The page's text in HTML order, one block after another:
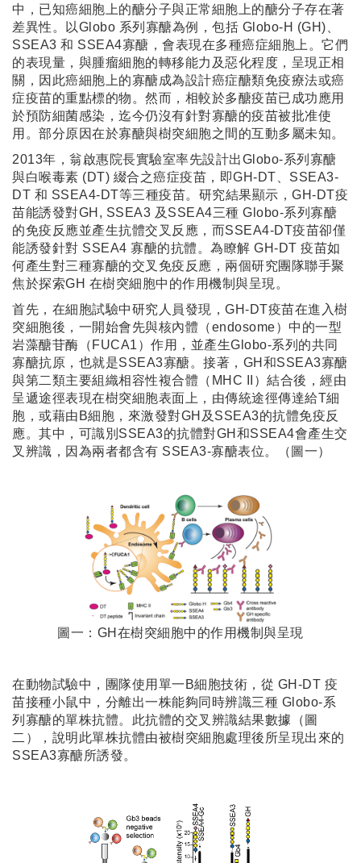
中，已知癌細胞上的醣分子與正常細胞上的醣分子存在著
差異性。以Globo 系列寡醣為例，包括 Globo-H (GH)、
SSEA3 和 SSEA4寡醣，會表現在多種癌症細胞上。它們
的表現量，與腫瘤細胞的轉移能力及惡化程度，呈現正相
關，因此癌細胞上的寡醣成為設計癌症醣類免疫療法或癌
症疫苗的重點標的物。然而，相較於多醣疫苗已成功應用
於預防細菌感染，迄今仍沒有針對寡醣的疫苗被批准使
用。部分原因在於寡醣與樹突細胞之間的互動多屬未知。
2013年，翁啟惠院長實驗室率先設計出Globo-系列寡醣
與白喉毒素 (DT) 綴合之癌症疫苗，即GH-DT、SSEA3-
DT 和 SSEA4-DT等三種疫苗。研究結果顯示，GH-DT疫
苗能誘發對GH, SSEA3 及SSEA4三種 Globo-系列寡醣
的免疫反應並產生抗體交叉反應，而SSEA4-DT疫苗卻僅
能誘發針對 SSEA4 寡醣的抗體。為瞭解 GH-DT 疫苗如
何產生對三種寡醣的交叉免疫反應，兩個研究團隊聯手聚
焦於探索GH 在樹突細胞中的作用機制與呈現。
首先，在細胞試驗中研究人員發現，GH-DT疫苗在進入樹
突細胞後，一開始會先與核內體（endosome）中的一型
岩藻醣苷酶（FUCA1）作用，並產生Globo-系列的共同
寡醣抗原，也就是SSEA3寡醣。接著，GH和SSEA3寡醣
與第二類主要組織相容性複合體（MHC II）結合後，經由
呈遞途徑表現在樹突細胞表面上，由傳統途徑傳達給T細
胞，或藉由B細胞，來激發對GH及SSEA3的抗體免疫反
應。其中，可識別SSEA3的抗體對GH和SSEA4會產生交
叉辨識，因為兩者都含有 SSEA3-寡醣表位。（圖一）
圖一：GH在樹突細胞中的作用機制與呈現
在動物試驗中，團隊使用單一B細胞技術，從 GH-DT 疫
苗接種小鼠中，分離出一株能夠同時辨識三種 Globo-系
列寡醣的單株抗體。此抗體的交叉辨識結果數據（圖
二），說明此單株抗體由被樹突細胞處理後所呈現出來的
SSEA3寡醣所誘發。